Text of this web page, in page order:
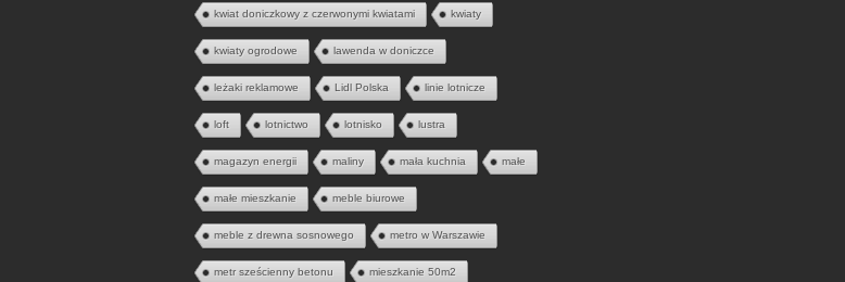
kwiat doniczkowy z czerwonymi kwiatami kwiaty
kwiaty ogrodowe lawenda w doniczce
leżaki reklamowe Lidl Polska linie lotnicze
loft lotnictwo lotnisko lustra
magazyn energii maliny mała kuchnia małe
małe mieszkanie meble biurowe
meble z drewna sosnowego metro w Warszawie
metr sześcienny betonu mieszkanie 50m2